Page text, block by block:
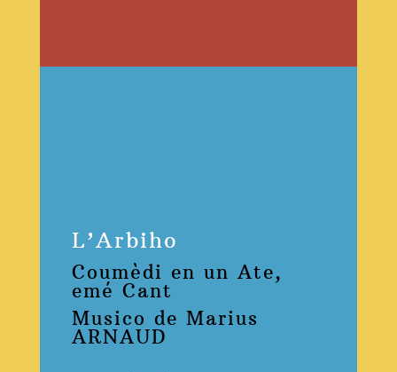
L’Arbiho
Coumèdi en un Ate,
emé Cant
Musico de Marius
ARNAUD